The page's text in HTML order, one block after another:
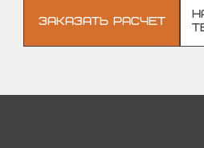
ЗАКАЗАТЬ РАСЧЕТ